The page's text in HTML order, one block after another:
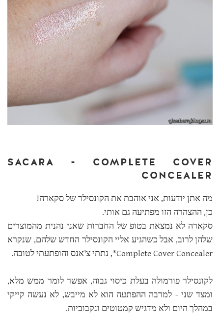
SACARA - COMPLETE COVER
CONCEALER
מה אתן יודעות, אני אוהבת את הקונסילר של סקארה!
כן, ההצהרה הזו מפתיעה גם אותי.
סקארה לא נמצאת בטופ של החברות שאני נהנית מהמוצרים
שלהן לרוב, אבל כשהגיע אליי הקונסילר החדש שלהם, שנקרא
Complete Cover Concealer*, נתתי צ'אנס והופתעתי לטובה.
לקונסילר פורמולה בעלת כיסוי גבוה, אפשר לומר ממש מלא,
ומצד שני - למרבה ההפתעה הוא לא מייבש, לא נעשה קייקי
במהלך היום ולא מדגיש קמטוטים ונקבוביות.